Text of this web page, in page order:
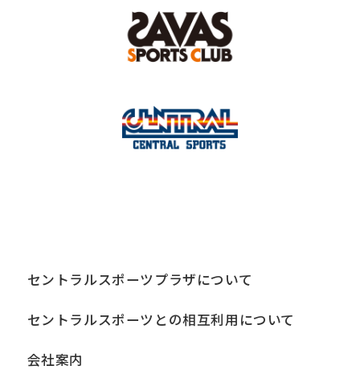
セントラルスポーツプラザについて
セントラルスポーツとの相互利用について
会社案内